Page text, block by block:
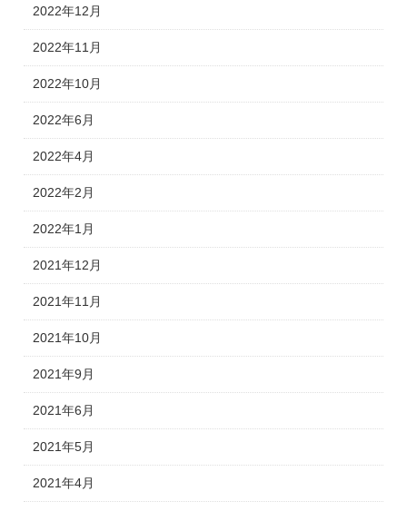
2022年12月
2022年11月
2022年10月
2022年6月
2022年4月
2022年2月
2022年1月
2021年12月
2021年11月
2021年10月
2021年9月
2021年6月
2021年5月
2021年4月